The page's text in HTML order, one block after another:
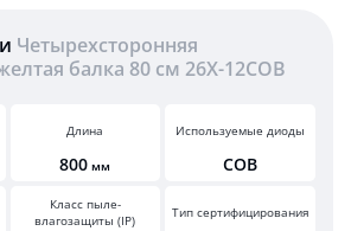
Четырехсторонняя
балка 80 см 26X-12COB
Длина
800 мм
Используемые диоды
COB
Класс пыле-
влагозащиты (IP)
Тип сертифицирования